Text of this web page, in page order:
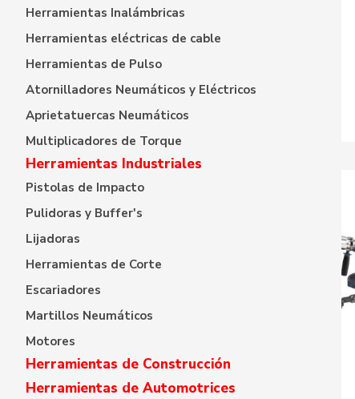
Herramientas Inalámbricas
Herramientas eléctricas de cable
Herramientas de Pulso
Atornilladores Neumáticos y Eléctricos
Aprietatuercas Neumáticos
Multiplicadores de Torque
Herramientas Industriales
Pistolas de Impacto
Pulidoras y Buffer's
Lijadoras
Herramientas de Corte
Escariadores
Martillos Neumáticos
Motores
Herramientas de Construcción
Herramientas de Automotrices